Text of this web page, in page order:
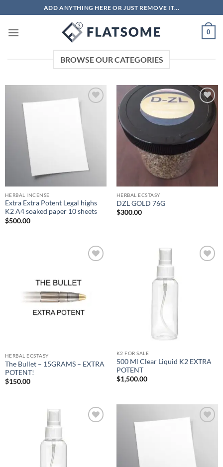
to
content
ADD ANYTHING HERE OR JUST REMOVE IT...
0
BROWSE OUR CATEGORIES
HERBAL INCENSE
Extra Extra Potent Legal highs
K2 A4 soaked paper 10 sheets
$500.00
wishlist
HERBAL ECSTASY
DZL GOLD 76G
$300.00
HERBAL ECSTASY
The Bullet – 15GRAMS – EXTRA
POTENT!
$150.00
K2 FOR SALE
500 Ml Clear Liquid K2 EXTRA
POTENT
$1,500.00